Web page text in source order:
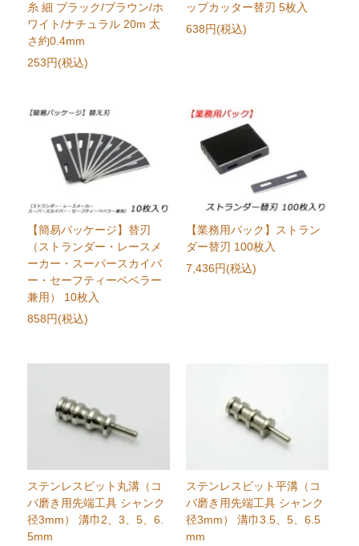
糸 細 ブラック/ブラウン/ホ
ワイト/ナチュラル 20m 太
さ約0.4mm
253円(税込)
ップカッター替刃 5枚入
638円(税込)
【簡易パッケージ】替刃
（ストランダー・レースメ
ーカー・スーパースカイバ
ー・セーフティーベベラー
兼用） 10枚入
858円(税込)
【業務用パック】ストラン
ダー替刃 100枚入
7,436円(税込)
ステンレスビット丸溝（コ
バ磨き用先端工具 シャンク
径3mm） 溝巾2、3、5、6.
5mm
ステンレスビット平溝（コ
バ磨き用先端工具 シャンク
径3mm） 溝巾3.5、5、6.5
mm